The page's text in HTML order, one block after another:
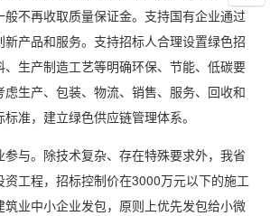
般不再收取质量保证金。支持国有企业通过
产品和服务。支持招标人合理设置绿色招
生产制造工艺等明确环保、节能、低碳要
生产、包装、物流、销售、服务、回收和
准，建立绿色供应链管理体系。
参与。除技术复杂、存在特殊要求外，我省
工程，招标控制价在3000万元以下的施工
业中小企业发包，原则上优先发包给小微